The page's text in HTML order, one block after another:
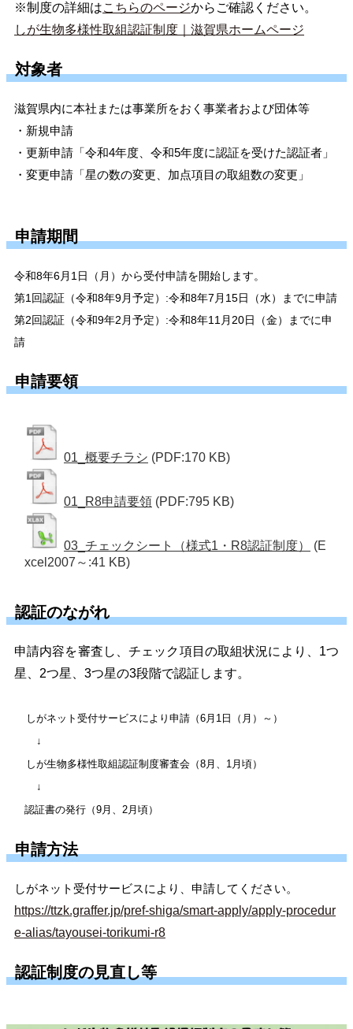
※制度の詳細はこちらのページからご確認ください。
しが生物多様性取組認証制度｜滋賀県ホームページ
対象者
滋賀県内に本社または事業所をおく事業者および団体等
・新規申請
・更新申請「令和4年度、令和5年度に認証を受けた認証者」
・変更申請「星の数の変更、加点項目の取組数の変更」
申請期間
令和8年6月1日（月）から受付申請を開始します。
第1回認証（令和8年9月予定）:令和8年7月15日（水）までに申請
第2回認証（令和9年2月予定）:令和8年11月20日（金）までに申
請
申請要領
01_概要チラシ (PDF:170 KB)
01_R8申請要領 (PDF:795 KB)
03_チェックシート（様式1・R8認証制度）
(E
xcel2007～:41 KB)
認証のながれ
申請内容を審査し、チェック項目の取組状況により、1つ
星、2つ星、3つ星の3段階で認証します。
しがネット受付サービスにより申請（6月1日（月）～）
↓
しが生物多様性取組認証制度審査会（8月、1月頃）
↓
認証書の発行（9月、2月頃）
申請方法
しがネット受付サービスにより、申請してください。
https://ttzk.graffer.jp/pref-shiga/smart-apply/apply-procedur
e-alias/tayousei-torikumi-r8
認証制度の見直し等